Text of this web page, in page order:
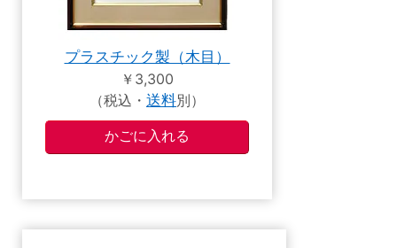
プラスチック製（木目）
￥3,300
（税込・ 送料別）